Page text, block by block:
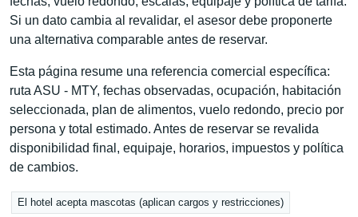
Si un dato cambia al revalidar, el asesor debe proponerte
una alternativa comparable antes de reservar.
Esta página resume una referencia comercial específica:
ruta ASU - MTY, fechas observadas, ocupación, habitación
seleccionada, plan de alimentos, vuelo redondo, precio por
persona y total estimado. Antes de reservar se revalida
disponibilidad final, equipaje, horarios, impuestos y política
de cambios.
El hotel acepta mascotas (aplican cargos y restricciones)